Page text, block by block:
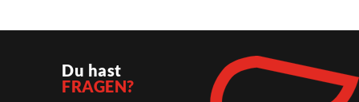
Du hast
FRAGEN?